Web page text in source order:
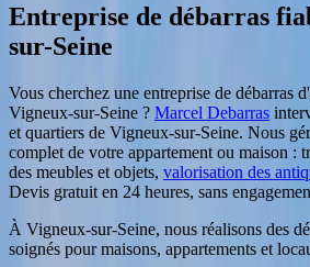
Entreprise de débarras
sur-Seine
Vous cherchez une entreprise de débarras
Vigneux-sur-Seine ? Marcel Debarras
et quartiers de Vigneux-sur-Seine. Nous
complet de votre appartement ou maison :
des meubles et objets, valorisation des
Devis gratuit en 24 heures, sans
À Vigneux-sur-Seine, nous réalisons des
soignés pour maisons, appartements et